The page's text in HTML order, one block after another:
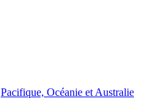
Pacifique, Océanie et Australie